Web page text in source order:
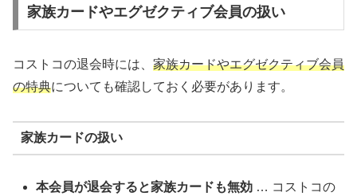
家族カードやエグゼクティブ会員の扱い
コストコの退会時には、 家族カードやエグゼクティブ会員
の特典についても確認しておく必要があります。
家族カードの扱い
本会員が退会すると家族カードも無効 … コストコの